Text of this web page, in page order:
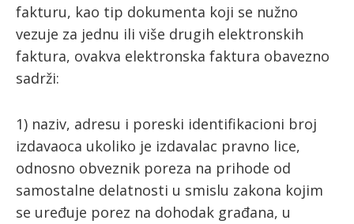
fakturu, kao tip dokumenta koji se nužno
vezuje za jednu ili više drugih elektronskih
faktura, ovakva elektronska faktura obavezno
sadrži:
1) naziv, adresu i poreski identifikacioni broj
izdavaoca ukoliko je izdavalac pravno lice,
odnosno obveznik poreza na prihode od
samostalne delatnosti u smislu zakona kojim
se uređuje porez na dohodak građana, u